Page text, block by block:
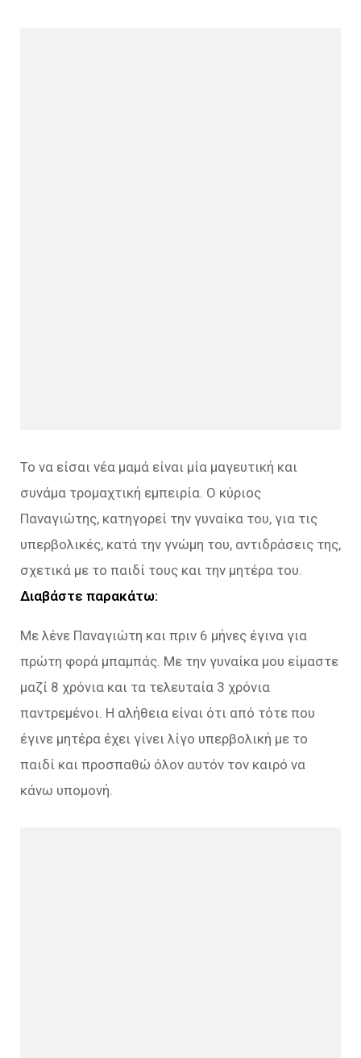
Το να είσαι νέα μαμά είναι μία μαγευτική και
συνάμα τρομαχτική εμπειρία. Ο κύριος
Παναγιώτης, κατηγορεί την γυναίκα του, για τις
υπερβολικές, κατά την γνώμη του, αντιδράσεις της,
σχετικά με το παιδί τους και την μητέρα του.
Διαβάστε παρακάτω:
Με λένε Παναγιώτη και πριν 6 μήνες έγινα για
πρώτη φορά μπαμπάς. Με την γυναίκα μου είμαστε
μαζί 8 χρόνια και τα τελευταία 3 χρόνια
παντρεμένοι. Η αλήθεια είναι ότι από τότε που
έγινε μητέρα έχει γίνει λίγο υπερβολική με το
παιδί και προσπαθώ όλον αυτόν τον καιρό να
κάνω υπομονή.